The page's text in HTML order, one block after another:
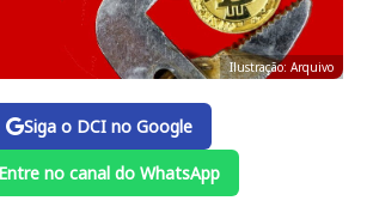
Ilustração: Arquivo
Siga o DCI no Google
no canal do WhatsApp